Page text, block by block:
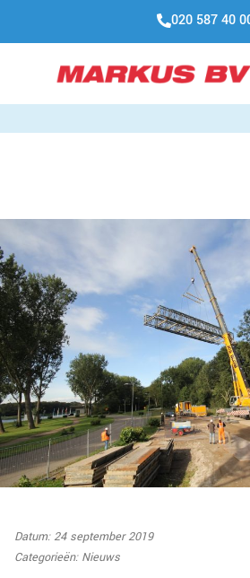
020 587 40
Datum: 24 september 2019
Categorieën: Nieuws